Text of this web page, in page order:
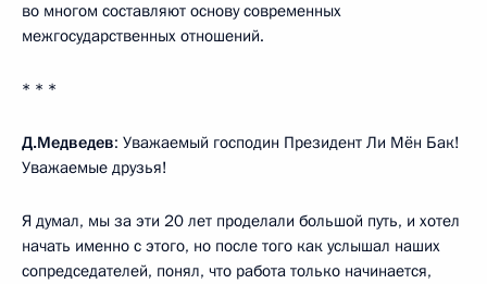
во многом составляют основу современных
межгосударственных отношений.
* * *
Д.Медведев: Уважаемый господин Президент Ли Мён Бак!
Уважаемые друзья!
Я думал, мы за эти 20 лет проделали большой путь, и хотел
начать именно с этого, но после того как услышал наших
сопредседателей, понял, что работа только начинается,